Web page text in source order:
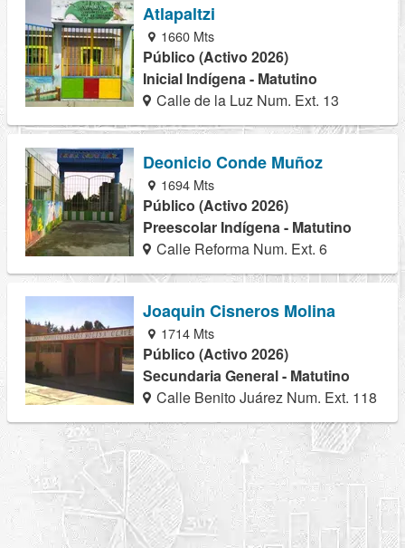
Atlapaltzi
1660 Mts
Público (Activo 2026)
Inicial Indígena - Matutino
Calle de la Luz Num. Ext. 13
Deonicio Conde Muñoz
1694 Mts
Público (Activo 2026)
Preescolar Indígena - Matutino
Calle Reforma Num. Ext. 6
Joaquin Cisneros Molina
1714 Mts
Público (Activo 2026)
Secundaria General - Matutino
Calle Benito Juárez Num. Ext. 118